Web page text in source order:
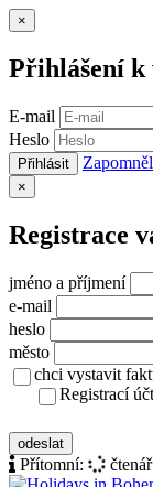
×
Přihlášení k
E-mail
Heslo
Přihlásit
×
Registrace
jméno a příjmení
e-mail
heslo
město
chci vystavit
Registrací
odeslat
Přítomní:
čtenář